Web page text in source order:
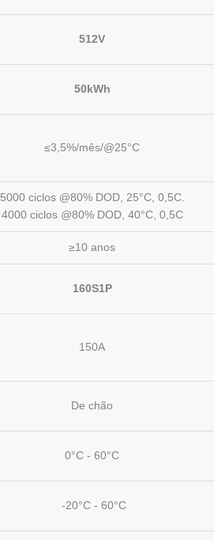
512V
50kWh
≤3,5%/mês/@25°C
5000 ciclos @80% DOD, 25°C, 0,5C.
4000 ciclos @80% DOD, 40°C, 0,5C
≥10 anos
160S1P
150A
De chão
0°C - 60°C
-20°C - 60°C